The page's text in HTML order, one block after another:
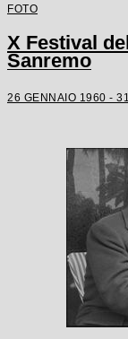
FOTO
X Festival
Sanremo
26 GENNAIO 1960 -